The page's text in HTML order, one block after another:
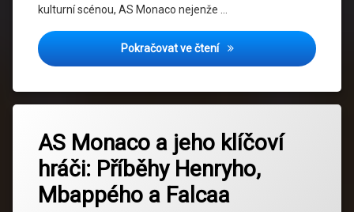
kulturní scénou, AS Monaco nejenže …
Pokračovat ve čteníFotbal jako kultura: Jak
AS Monaco a jeho klíčoví
hráči: Příběhy Henryho,
Mbappého a Falcaa
AS
Monaco
Fotbal
komentář
na
AS
Monaco
a
jeho